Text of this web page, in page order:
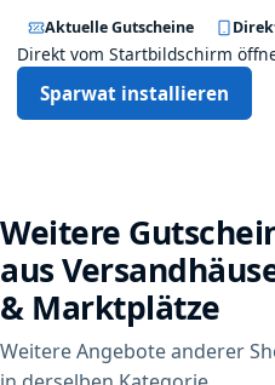
Aktuelle Gutscheine
Direkt vom Startbildschirm
Sparwat installieren
Weitere
aus
& Marktplätze
Weitere Angebote anderer